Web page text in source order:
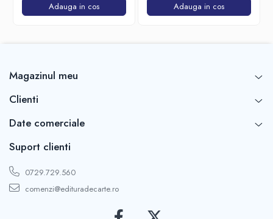
Adauga in cos Adauga in cos
Magazinul meu
Clienti
Date comerciale
Suport clienti
0729.729.560
comenzi@edituradecarte.ro